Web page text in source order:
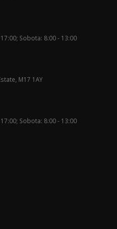
Sobota: 8:00 - 13:00
M17 1AY
Sobota: 8:00 - 13:00